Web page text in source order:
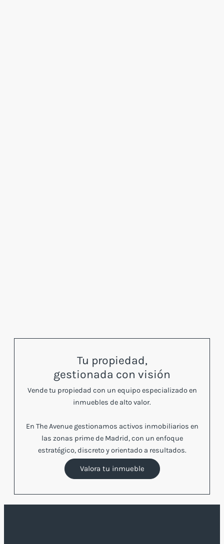
Tu propiedad,
gestionada con visión
Vende tu propiedad con un equipo especializado en
inmuebles de alto valor.
En The Avenue gestionamos activos inmobiliarios en
las zonas prime de Madrid, con un enfoque
estratégico, discreto y orientado a resultados.
Valora tu inmueble